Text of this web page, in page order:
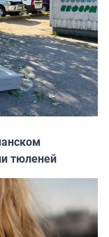
тюленей